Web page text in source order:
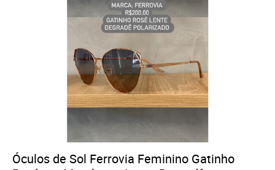
Óculos de Sol Ferrovia Feminino Gatinho